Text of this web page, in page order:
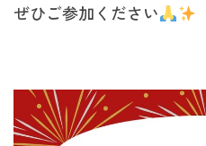
ぜひご参加ください